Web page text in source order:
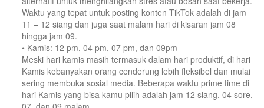
Waktu yang tepat untuk posting konten TikTok adalah di jam
11 – 12 siang dan juga saat malam hari di kisaran jam 08
hingga jam 09.
• Kamis: 12 pm, 04 pm, 07 pm, dan 09pm
Meski hari kamis masih termasuk dalam hari produktif, di hari
Kamis kebanyakan orang cenderung lebih fleksibel dan mulai
sering membuka sosial media. Beberapa waktu prime time di
hari Kamis yang bisa kamu pilih adalah jam 12 siang, 04 sore,